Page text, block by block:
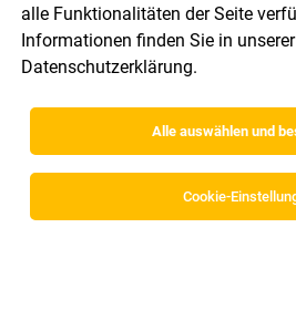
alle Funktionalitäten der Seite
Informationen finden Sie in unserer
Datenschutzerklärung.
Alle auswählen und
Cookie-